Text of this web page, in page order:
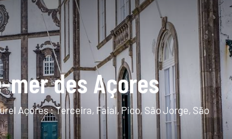
mer des Açores
Açores : Terceira, Faial, Pico, São Jorge, São